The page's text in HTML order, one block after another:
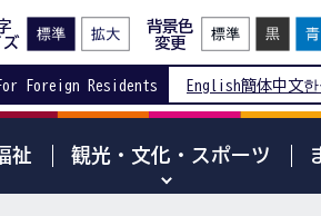
ズ
背景色
変更
Foreign Residents English簡体中文
祉 観光・文化・スポーツ